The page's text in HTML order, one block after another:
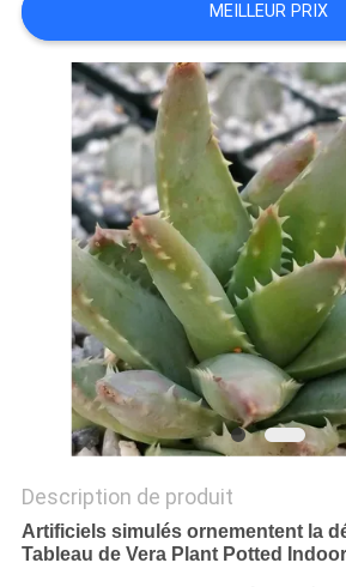
LES
AFFAIRES
DEMANDEZ
DEVIS
PLAN
POLITIQUE
DE
CONFIDENTIALITÉ
MEILLEUR PRIX
Description de produit
Artificiels simulés ornementent la
Tableau de Vera Plant Potted